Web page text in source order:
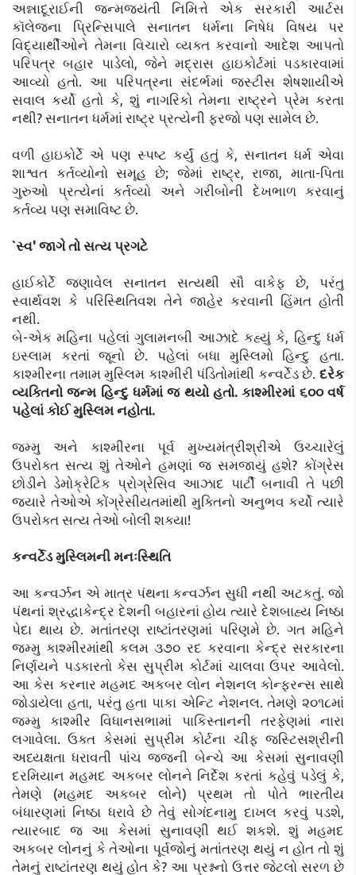
અન્નાદૂરાઈની જન્મજયંતી નિમિત્તે એક સરકારી આર્ટસ
કૉલેજના પ્રિન્સિપાલે સનાતન ધર્મના નિષેધ વિષય પર
વિદ્યાર્થીઓને તેમના વિચારો વ્યક્ત કરવાનો આદેશ આપતો
પરિપત્ર બહાર પાડેલો, જેને મદ્રાસ હાઇકોર્ટમાં પડકારવામાં
આવ્યો હતો. આ પરિપત્રના સંદર્ભમાં જસ્ટીસ શેષશાયીએ
સવાલ કર્યો હતો કે, શું નાગરિકો તેમના રાષ્ટ્રને પ્રેમ કરતા
નથી? સનાતન ધર્મમાં રાષ્ટ્ર પ્રત્યેની ફરજો પણ સામેલ છે.
વળી હાઇકોર્ટે એ પણ સ્પષ્ટ કર્યું હતું કે, સનાતન ધર્મ એવા
શાશ્વત કર્તવ્યોનો સમૂહ છે; જેમાં રાષ્ટ્ર, રાજા, માતા-પિતા
ગુરુઓ પ્રત્યેનાં કર્તવ્યો અને ગરીબોની દેખભાળ કરવાનું
કર્તવ્ય પણ સમાવિષ્ટ છે.
`સ્વ' જાગે તો સત્ય પ્રગટે
હાઈકોર્ટે જણાવેલ સનાતન સત્યથી સૌ વાકેફ છે, પરંતુ
સ્વાર્થવશ કે પરિસ્થિતિવશ તેને જાહેર કરવાની હિંમત હોતી
નથી.
બે-એક મહિના પહેલાં ગુલામનબી આઝાદે કહ્યું કે, હિન્દુ ધર્મ
ઇસ્લામ કરતાં જૂનો છે. પહેલાં બધા મુસ્લિમો હિન્દુ હતા.
કાશ્મીરના તમામ મુસ્લિમ કાશ્મીરી પંડિતોમાંથી કન્વર્ટેડ છે. દરેક
વ્યક્તિનો જન્મ હિન્દુ ધર્મમાં જ થયો હતો. કાશ્મીરમાં ૬૦૦ વર્ષ
પહેલાં કોઈ મુસ્લિમ નહોતા.
જમ્મુ અને કાશ્મીરના પૂર્વ મુખ્યમંત્રીશ્રીએ ઉચ્ચારેલું
ઉપરોક્ત સત્ય શું તેઓને હમણાં જ સમજાયું હશે? કોંગ્રેસ
છોડીને ડેમોક્રેટિક પ્રોગ્રેસિવ આઝાદ પાર્ટી બનાવી તે પછી
જ્યારે તેઓએ કોંગ્રેસીયતમાંથી મુક્તિનો અનુભવ કર્યો ત્યારે
ઉપરોક્ત સત્ય તેઓ બોલી શક્યા!
કન્વર્ટેડ મુસ્લિમની મનઃસ્થિતિ
આ કન્વર્ઝન એ માત્ર પંથના કન્વર્ઝન સુધી નથી અટકતું. જો
પંથનાં શ્રદ્ધાકેન્દ્ર દેશની બહારનાં હોય ત્યારે દેશબાહ્ય નિષ્ઠા
પેદા થાય છે. મતાંતરણ રાષ્ટાંતરણમાં પરિણમે છે. ગત મહિને
જમ્મુ કાશ્મીરમાંથી કલમ ૩૭૦ રદ કરવાના કેન્દ્ર સરકારના
નિર્ણયને પડકારતો કેસ સુપ્રીમ કોર્ટમાં ચાલવા ઉપર આવેલો.
આ કેસ કરનાર મહમદ અકબર લોન નેશનલ કોન્ફરન્સ સાથે
જોડાયેલા હતા, પરંતુ હતા પાકા એન્ટિ નેશનલ. તેમણે ૨૦૧૮માં
જમ્મુ કાશ્મીર વિધાનસભામાં પાકિસ્તાનની તરફેણમાં નારા
લગાવેલા. ઉક્ત કેસમાં સુપ્રીમ કોર્ટના ચીફ જસ્ટિસશ્રીની
અધ્યક્ષતા ધરાવતી પાંચ જજની બેન્ચે આ કેસમાં સુનાવણી
દરમિયાન મહમદ અકબર લોનને નિર્દેશ કરતાં કહેવું પડેલું કે,
તેમણે (મહમદ અકબર લોને) પ્રથમ તો પોતે ભારતીય
બંધારણમાં નિષ્ઠા ધરાવે છે તેવું સોગંદનામુ દાખલ કરવું પડશે,
ત્યારબાદ જ આ કેસમાં સુનાવણી થઈ શકશે. શું મહમદ
અકબર લોનનું કે તેઓના પૂર્વજોનું મતાંતરણ થયું ન હોત તો શું
તેમનું રાષ્ટાંતરણ થયું હોત કે? આ પ્રશ્નનો ઉત્તર જેટલો સરળ છે